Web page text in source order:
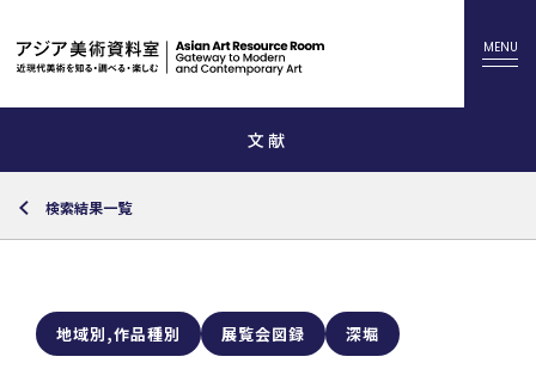
文献
検索結果一覧
地域別,作品種別 展覧会図録 深堀